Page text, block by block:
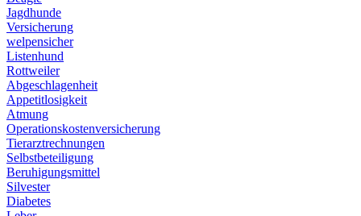
Jagdhunde
Versicherung
welpensicher
Listenhund
Rottweiler
Abgeschlagenheit
Appetitlosigkeit
Atmung
Operationskostenversicherung
Tierarztrechnungen
Selbstbeteiligung
Beruhigungsmittel
Silvester
Diabetes